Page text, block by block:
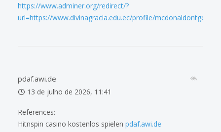
https://www.adminer.org/redirect/?
url=https://www.divinagracia.edu.ec/profile/
pdaf.awi.de
13 de julho de 2026, 11:41
References:
Hitnspin casino kostenlos spielen pdaf.awi.de